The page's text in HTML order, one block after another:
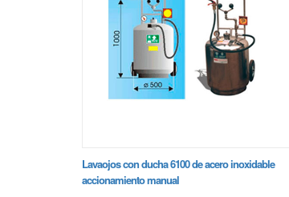
Lavaojos con ducha 6100 de acero inoxidable
accionamiento manual